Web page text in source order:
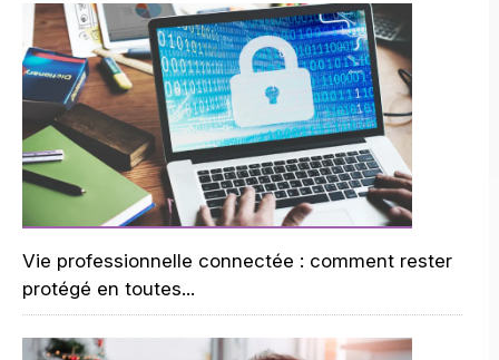
Vie professionnelle connectée : comment rester
protégé en toutes...